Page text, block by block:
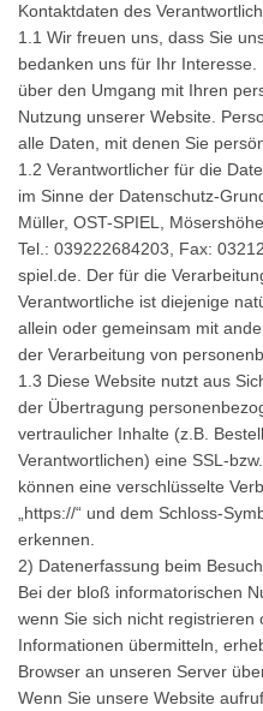
Kontaktdaten des
1.1 Wir freuen uns, dass Sie
bedanken uns für Ihr
über den Umgang mit Ihren
Nutzung unserer Website.
alle Daten, mit denen Sie
1.2 Verantwortlicher für die
im Sinne der Datenschutz-
Müller, OST-SPIEL,
Tel.: 039222684203, Fax:
spiel.de. Der für die
Verantwortliche ist diejenige
allein oder gemeinsam mit
der Verarbeitung von
1.3 Diese Website nutzt aus
der Übertragung
vertraulicher Inhalte (z.B.
Verantwortlichen) eine SSL-
können eine verschlüsselte
„https://“ und dem Schloss-
erkennen.
2) Datenerfassung beim
Bei der bloß informatorischen
wenn Sie sich nicht registrieren
Informationen übermitteln,
Browser an unseren Server
Wenn Sie unsere Website